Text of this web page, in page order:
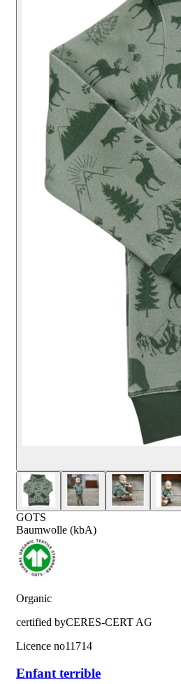
GOTS
Baumwolle (kbA)
Organic
certified byCERES-CERT AG
Licence no11714
Enfant terrible